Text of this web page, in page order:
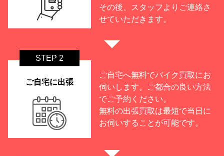
その後、スタッフよりご連絡さ
せていただきます。
STEP 2
ご自宅に出張
ご自宅へ無料でバイク買取にお
伺いします。ご都合の良い方法
でご予約ください。
無料の出張買取は最短で当日に
お伺いすることが可能です。